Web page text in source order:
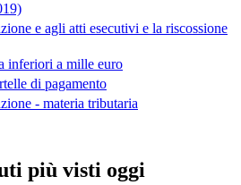
e agli atti esecutivi e la riscossione
inferiori a mille euro
di pagamento
- materia tributaria
più visti oggi